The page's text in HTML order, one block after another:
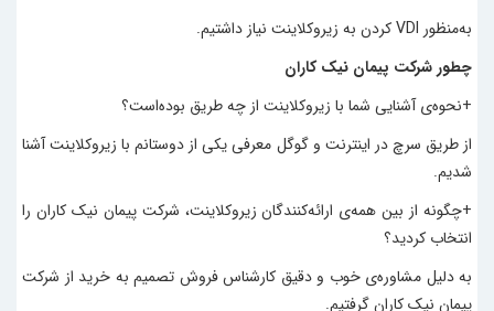
به‌منظور VDI کردن به زیرو‌کلاینت نیاز داشتیم.
چطور شرکت پیمان نیک کاران
+نحوه‌ی آشنایی شما با زیرو‌کلاینت از چه طریق بوده‌است؟
از طریق سرچ در اینترنت و گوگل معرفی یکی از دوستانم با زیرو‌کلاینت آشنا
شدیم.
+چگونه از بین همه‌ی ارائه‌کنندگان زیرو‌کلاینت، شرکت پیمان نیک کاران را
انتخاب کردید؟
به دلیل مشاوره‌ی خوب و دقیق کارشناس فروش تصمیم به خرید از شرکت
پیمان نیک کاران گرفتیم.